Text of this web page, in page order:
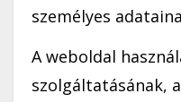
személyes
A weboldal
szolgáltatásának,